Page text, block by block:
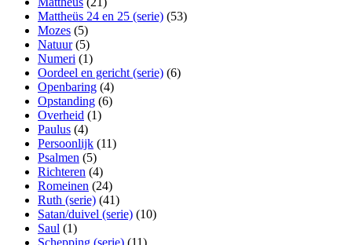
Mattheüs 24 en 25 (serie) (53)
Mozes (5)
Natuur(5)
Numeri (1)
Oordeel en gericht (serie) (6)
Openbaring (4)
Opstanding (6)
Overheid (1)
Paulus (4)
Persoonlijk (11)
Psalmen (5)
Richteren (4)
Romeinen (24)
Ruth (serie) (41)
Satan/duivel (serie) (10)
Saul (1)